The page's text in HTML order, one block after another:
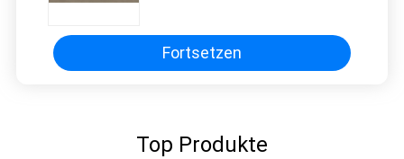
Fortsetzen
Top Produkte